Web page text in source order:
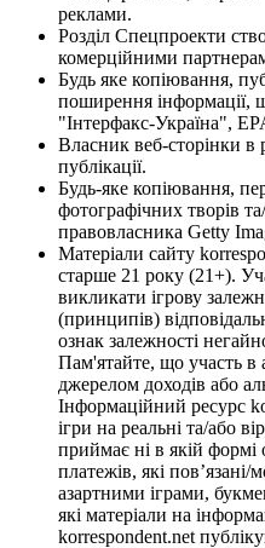
реклами.
Розділ Спецпроекти
комерційними
Будь яке копіювання,
поширення інформації,
"Інтерфакс-Україна",
Власник веб-сторінки в
публікації.
Будь-яке копіювання,
фотографічних творів
правовласника Getty
Матеріали сайту
старше 21 року (21+).
викликати ігрову
(принципів)
ознак залежності
Пам'ятайте, що участь в
джерелом доходів або
Інформаційний ресурс
ігри на реальні та/або
приймає ні в якій формі
платежів, які пов’язані/
азартними іграми,
які матеріали на
korrespondent.net